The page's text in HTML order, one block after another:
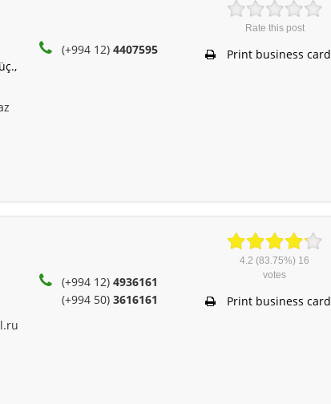
(+994 12)4407595
Rate this post
Print business card
(+994 12)4936161
(+994 50)3616161
4.2 (83.75%) 16
votes
Print business card